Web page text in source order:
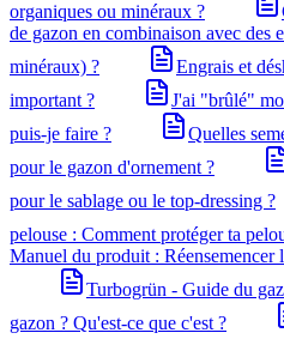
organiques ou minéraux ?
de gazon en combinaison avec des
minéraux) ?
Engrais et
important ?
J'ai "brûlé"
puis-je faire ?
Quelles
pour le gazon d'ornement ?
pour le sablage ou le top-dressing ?
pelouse : Comment protéger ta
Manuel du produit : Réensemencer
Turbogrün - Guide du
gazon ? Qu'est-ce que c'est ?